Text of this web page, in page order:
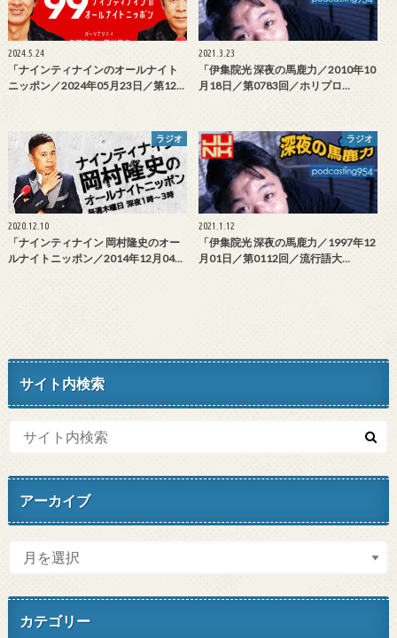
2024.5.24
「ナインティナインのオールナイト
ニッポン／2024年05月23日／第12…
2021.3.23
「伊集院光 深夜の馬鹿力／2010年10
月18日／第0783回／ホリプロ…
ラジオ
2020.12.10
「ナインティナイン 岡村隆史のオー
ルナイトニッポン／2014年12月04…
ラジオ
2021.1.12
「伊集院光 深夜の馬鹿力／1997年12
月01日／第0112回／流行語大…
サイト内検索
アーカイブ
カテゴリー